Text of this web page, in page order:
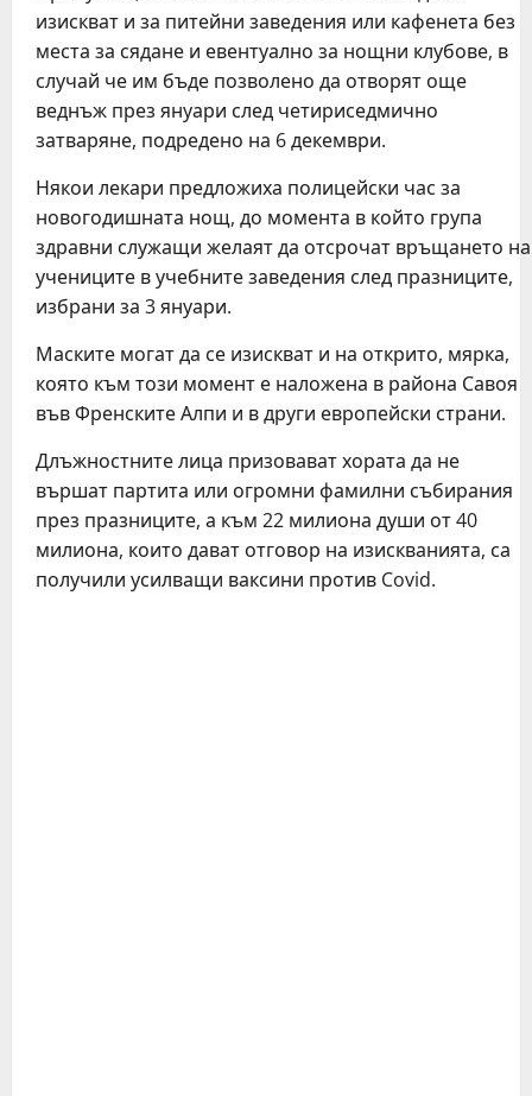
изискват и за питейни заведения или кафенета без
места за сядане и евентуално за нощни клубове, в
случай че им бъде позволено да отворят още
веднъж през януари след четириседмично
затваряне, подредено на 6 декември.
Някои лекари предложиха полицейски час за
новогодишната нощ, до момента в който група
здравни служащи желаят да отсрочат връщането на
учениците в учебните заведения след празниците,
избрани за 3 януари.
Маските могат да се изискват и на открито, мярка,
която към този момент е наложена в района Савоя
във Френските Алпи и в други европейски страни.
Длъжностните лица призовават хората да не
вършат партита или огромни фамилни събирания
през празниците, а към 22 милиона души от 40
милиона, които дават отговор на изискванията, са
получили усилващи ваксини против Covid.